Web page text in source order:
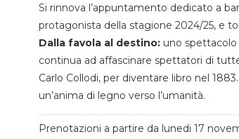
Si rinnova l’appuntamento dedicato a
protagonista della stagione 2024/25, e
Dalla favola al destino:uno spettacolo
continua ad affascinare spettatori di
Carlo Collodi, per diventare libro nel
un’anima di legno verso l’umanità.
Prenotazioni a partire da lunedi 17